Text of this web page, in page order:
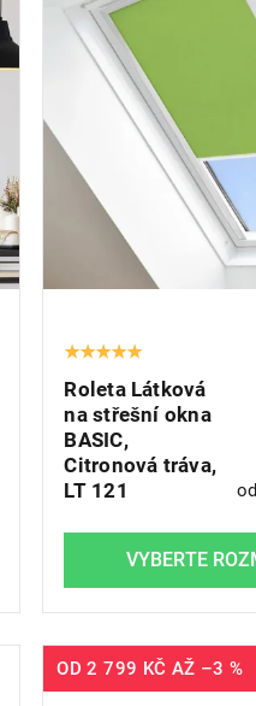
Roleta Látková
na střešní okna
BASIC,
Citronová tráva,
LT 121
od
OD2 799 KČ AŽ –3 %